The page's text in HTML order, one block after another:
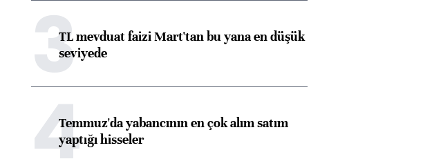
3TL mevduat faizi Mart'tan bu yana en düşük
seviyede
4Temmuz'da yabancının en çok alım satım
yaptığı hisseler